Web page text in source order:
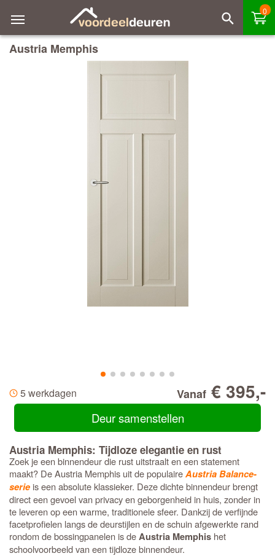
0
Austria Memphis
5 werkdagen Vanaf € 395,-
Deur samenstellen
Austria Memphis: Tijdloze elegantie en rust
Zoek je een binnendeur die rust uitstraalt en een statement
maakt? De Austria Memphis uit de populaireAustria Balance-
serie is een absolute klassieker. Deze dichte binnendeur brengt
direct een gevoel van privacy en geborgenheid in huis, zonder in
te leveren op een warme, traditionele sfeer. Dankzij de verfijnde
facetprofielen langs de deurstijlen en de schuin afgewerkte rand
rondom de bossingpanelen is deAustria Memphis het
schoolvoorbeeld van een tijdloze binnendeur.